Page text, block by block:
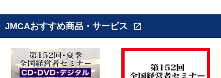
JMCAおすすめ商品・サービス open_in_new